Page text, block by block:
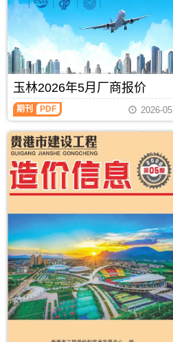
峨
县、
兰
县、
巴
马
县、
凤
山
县.，
用
于
河
池
工
程
资
算
编
制
贵
港
息
价
包
含
区
域：
贵
港
市、
桂
平
市、
南
贵
市
造
价
信
息
期
刊
PDF
价
息）
期
刊，
由
北
海
市
建
设
工
程
造
价
信
息
布，
用
于
北
海
工
程
全
玉林2026年5月厂商报价
玉
林
年
5
月
厂
商
报
林
建
材
厂
商
报
价）
期
期刊 PDF 2026-05